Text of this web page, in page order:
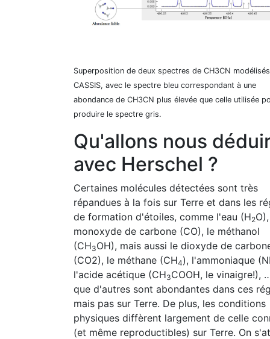
Superposition de deux spectres de CH3CN
CASSIS, avec le spectre bleu correspondant à une
abondance de CH3CN plus élevée que celle utilisée
produire le spectre gris.
Qu'allons nous
avec Herschel ?
Certaines molécules détectées sont très
répandues à la fois sur Terre et dans les
de formation d'étoiles, comme l'eau (H2
monoxyde de carbone (CO), le méthanol
(CH3OH), mais aussi le dioxyde de
(CO2), le méthane (CH4), l'ammoniaque
l'acide acétique (CH3COOH, le vinaigre!),
que d'autres sont abondantes dans ces
mais pas sur Terre. De plus, les conditions
physiques diffèrent largement de celle
(et même reproductibles) sur Terre. On